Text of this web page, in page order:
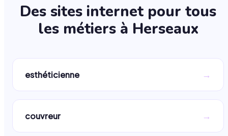
Des sites internet pour tous
les métiers à Herseaux
esthéticienne →
couvreur →